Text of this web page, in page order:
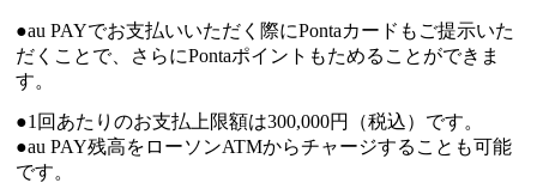
●au PAYでお支払いいただく際にPontaカードもご提示いた
だくことで、さらにPontaポイントもためることができま
す。
●1回あたりのお支払上限額は300,000円（税込）です。
●au PAY残高をローソンATMからチャージすることも可能
です。